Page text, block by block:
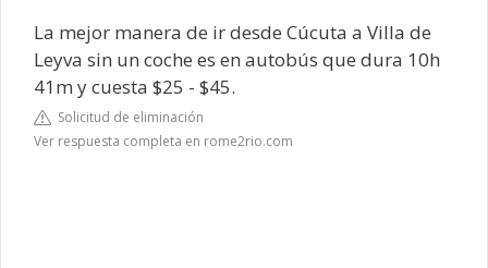
La mejor manera de ir desde Cúcuta a Villa de
Leyva sin un coche es en autobús que dura 10h
41m y cuesta $25 - $45.
Solicitud de eliminación
Ver respuesta completa en rome2rio.com